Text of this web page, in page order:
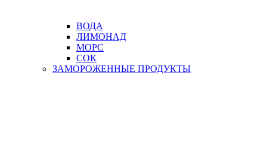
ВОДА
ЛИМОНАД
МОРС
СОК
ЗАМОРОЖЕННЫЕ ПРОДУКТЫ